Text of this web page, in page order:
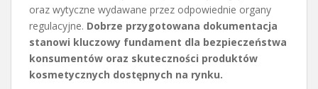
oraz wytyczne wydawane przez odpowiednie organy
regulacyjne. Dobrze przygotowana dokumentacja
stanowi kluczowy fundament dla bezpieczeństwa
konsumentów oraz skuteczności produktów
kosmetycznych dostępnych na rynku.